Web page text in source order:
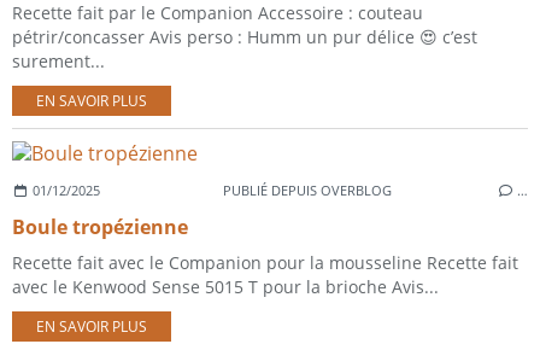
Recette fait par le Companion Accessoire : couteau
pétrir/concasser Avis perso : Humm un pur délice 😍 c’est
surement...
EN SAVOIR PLUS
01/12/2025 PUBLIÉ DEPUIS OVERBLOG …
Boule tropézienne
Recette fait avec le Companion pour la mousseline Recette fait
avec le Kenwood Sense 5015 T pour la brioche Avis...
EN SAVOIR PLUS